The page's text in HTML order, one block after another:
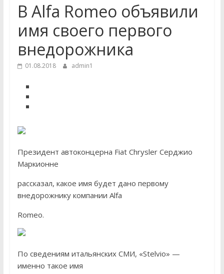
В Alfa Romeo объявили
имя своего первого
внедорожника
01.08.2018 admin1
Президент автоконцерна Fiat Chrysler Серджио
Маркионне
рассказал, какое имя будет дано первому
внедорожнику компании Alfa
Romeo.
По сведениям итальянских СМИ, «Stelvio» —
именно такое имя